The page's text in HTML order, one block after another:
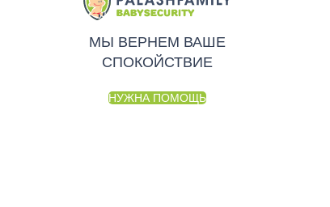
МЫ ВЕРНЕМ ВАШЕ
СПОКОЙСТВИЕ
НУЖНА ПОМОЩЬ